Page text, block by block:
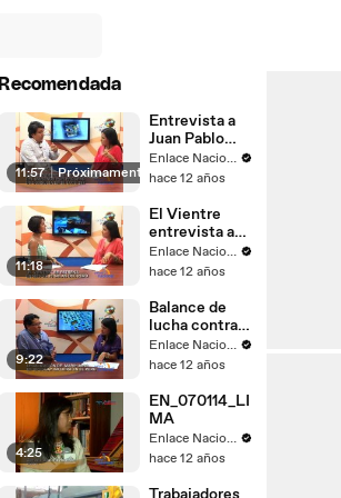
Recomendada
11:57 | Próximamente
Entrevista a
Juan Pablo
Saaverda
FEDEPAZ
Enlace Nacional
hace 12 años
11:18
El Vientre
entrevista a
Mayella
Lloclla
Enlace Nacional
hace 12 años
9:22
Balance de
lucha contra
el
narcotrafico
Enlace Nacional
hace 12 años
4:25
EN_070114_LI
MA
Enlace Nacional
hace 12 años